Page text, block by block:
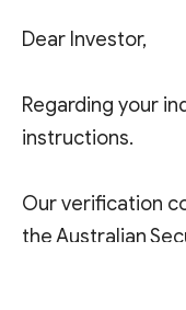
Dear Investor,
Regarding your
instructions.
Our verification
theAustralian